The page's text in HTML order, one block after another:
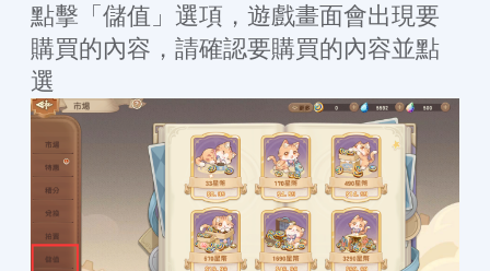
點擊「儲值」選項，遊戲畫面會出現要
購買的內容，請確認要購買的內容並點
選